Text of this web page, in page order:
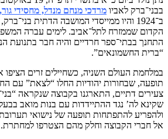
בבני־ברק לאביו מרדכי מנחם מנדל, מחסידי
ב־1924 והיו ממייסדי המושבה הדתית
הקדום שממזרח לתל־אביב. לימים עברה
התחנך בבתי־ספר חרדיים והיה חבר בתנועת
“ברית החשמונאים”.
במלחמת העולם השניה, כשחיילים זרים
תופעה, שבחורות יהודיות החלו “לצאת” עם
צעירים דתיים, התארגנו בקבוצה שנקראה
שקינא לה’ נגד ההתיידדות עם בנות מואב
ולהפריע להתפתחות תופעה של נישואי
אל חברי הקבוצה וחלק מהם הצטרפו למחתרת.